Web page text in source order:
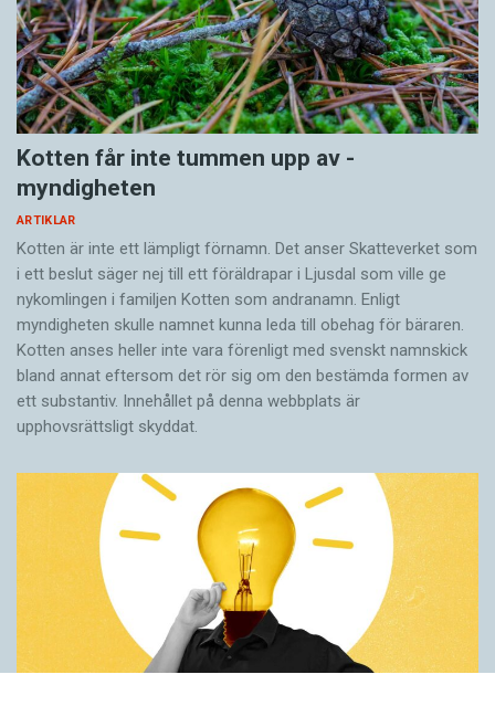
Kotten får inte tummen upp av ­
myndigheten
ARTIKLAR
Kotten är inte ett lämpligt förnamn. Det anser Skatte­verket som
i ett beslut säger nej till ett föräldra­par i Ljusdal som ville ge
nykomlingen i familjen Kotten som andranamn. Enligt
myndigheten skulle namnet kunna leda till obehag för bäraren.
Kotten anses heller inte vara förenligt med svenskt namnskick
bland annat eftersom det rör sig om den bestämda formen av
ett substantiv. Innehållet på denna webbplats är
upphovsrättsligt skyddat.